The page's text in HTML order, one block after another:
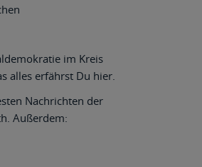
im Kreis
alles erfährst Du hier.
Nachrichten der
Außerdem: